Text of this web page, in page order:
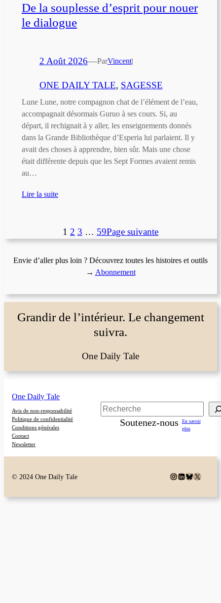
De la souplesse d’esprit pour nouer
le dialogue
2 Août 2026—ParVincent|
ONE DAILY TALE, SAGESSE
Lune Lune, notre compagnon chat de l’élément de l’eau,
accompagnait désormais Guruo à ses cours. Si, au
départ, il rechignait à y aller, les enseignements donnés
dans la Grande Bibliothèque d’Esperia lui parlaient. Il y
avait des choses à apprendre, bien sûr. Mais une chose
était différente depuis que les Sept Formes avaient remis
au…
Lire la suite
1 2 3 … 59Page suivante
Envie d’aller plus loin ? Découvrez toutes les histoires et outils
→ Abonnement
Grandir de l’intérieur. Le changement
suivra.
One Daily Tale
One Daily Tale
Avis de non-responsabilité
Politique de confidentialité
Conditions générales
Contact
Newsletter
Rechercher
Soutenez-nous
En savoir
plus
© 2024 One Daily Tale Instagram
LinkedIn
Bluesky
X